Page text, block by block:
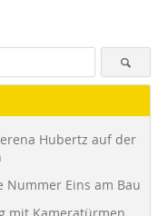
Hubertz auf der
Nummer Eins am Bau